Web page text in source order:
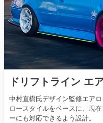
ドリフトライン エ
中村直樹氏デザイン監修エア
ロースタイルをベースに、現
ーにも対応できるよう設計。